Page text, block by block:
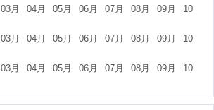
03月 04月 05月 06月 07月 08月 09月
10
03月 04月 05月 06月 07月 08月 09月
10
03月 04月 05月 06月 07月 08月 09月
10